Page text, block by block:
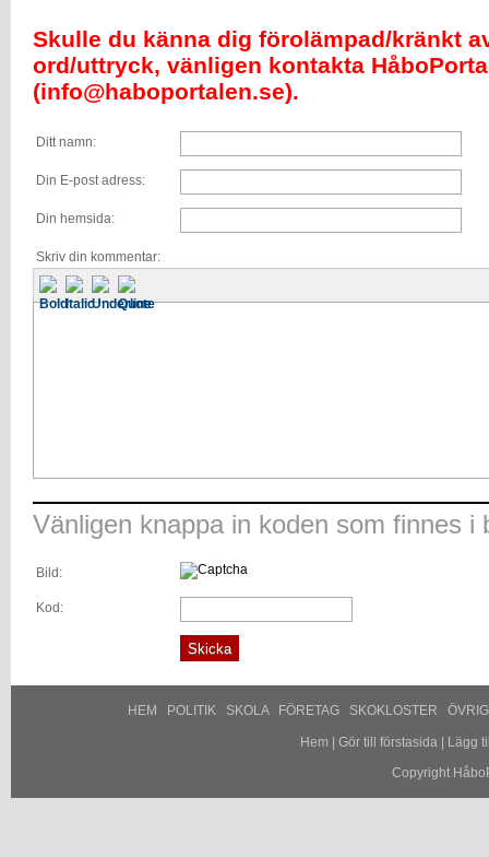
Skulle du känna dig förolämpad/kränkt
ord/uttryck, vänligen kontakta
(info@haboportalen.se).
Ditt namn:
Din E-post adress:
Din hemsida:
Skriv din kommentar:
Vänligen knappa in koden som finnes i
Bild:
Kod:
HEM POLITIK SKOLA FÖRETAG SKOKLOSTER
Hem Gör till förstasida|
Lägg
Copyright